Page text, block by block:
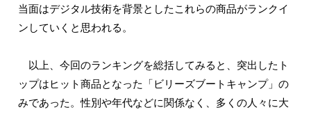
当面はデジタル技術を背景としたこれらの商品がランクイ
ンしていくと思われる。
以上、今回のランキングを総括してみると、突出したト
ップはヒット商品となった「ビリーズブートキャンプ」の
みであった。性別や年代などに関係なく、多くの人々に大